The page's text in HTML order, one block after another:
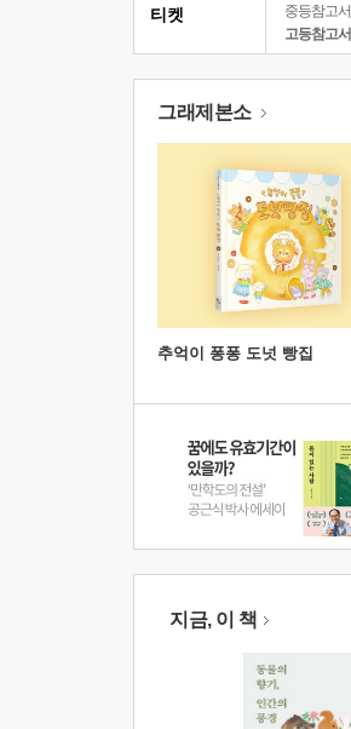
중등참고서
고등참고서
티켓
그래제본소
추억이 퐁퐁 도넛 빵집
지금, 이 책